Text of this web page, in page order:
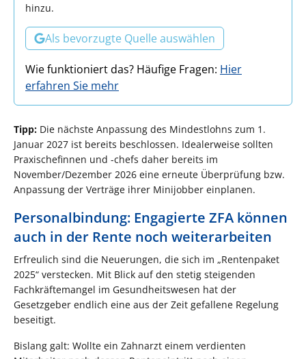
hinzu.
Als bevorzugte Quelle auswählen
Wie funktioniert das? Häufige Fragen: Hier
erfahren Sie mehr
Tipp: Die nächste Anpassung des Mindestlohns zum 1.
Januar 2027 ist bereits beschlossen. Idealerweise sollten
Praxischefinnen und -chefs daher bereits im
November/Dezember 2026 eine erneute Überprüfung bzw.
Anpassung der Verträge ihrer Minijobber einplanen.
Personalbindung: Engagierte ZFA können
auch in der Rente noch weiterarbeiten
Erfreulich sind die Neuerungen, die sich im „Rentenpaket
2025“ verstecken. Mit Blick auf den stetig steigenden
Fachkräftemangel im Gesundheitswesen hat der
Gesetzgeber endlich eine aus der Zeit gefallene Regelung
beseitigt.
Bislang galt: Wollte ein Zahnarzt einem verdienten